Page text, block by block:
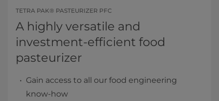
TETRA PAK® PASTEURIZER PFC
A highly versatile and
investment-efficient food
pasteurizer
Gain access to all our food engineering
know-how